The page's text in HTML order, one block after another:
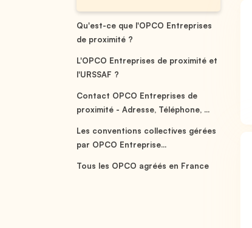
Qu'est-ce que l'OPCO Entreprises
de proximité ?
L'OPCO Entreprises de proximité et
l'URSSAF ?
Contact OPCO Entreprises de
proximité - Adresse, Téléphone, ...
Les conventions collectives gérées
par OPCO Entreprise...
Tous les OPCO agréés en France